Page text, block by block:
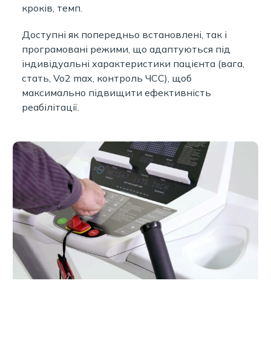
кроків, темп.
Доступні як попередньо встановлені, так і
програмовані режими, що адаптуються під
індивідуальні характеристики пацієнта (вага,
стать, Vo2 max, контроль ЧСС), щоб
максимально підвищити ефективність
реабілітації.